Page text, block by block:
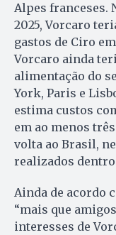
Alpes franceses.
2025, Vorcaro
gastos de Ciro
Vorcaro ainda
alimentação do
York, Paris e
estima custos
em ao menos
volta ao Brasil,
realizados dentro
Ainda de acordo
“mais que
interesses de